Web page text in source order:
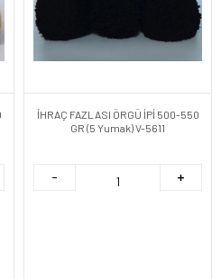
İHRAÇ FAZLASI ÖRGÜ İPİ 500-550
GR (5 Yumak) V-5611